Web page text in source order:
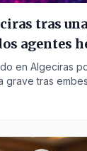
tras
agentes
en Algeciras
tras